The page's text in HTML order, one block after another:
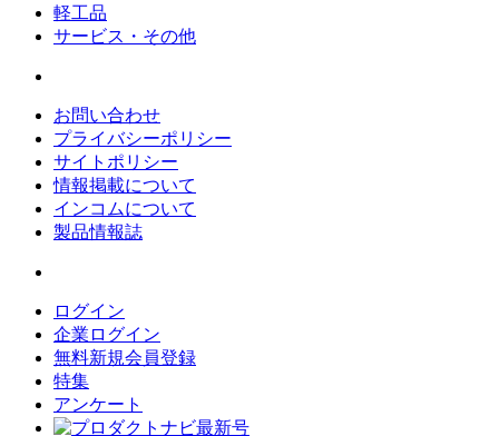
軽工品
サービス・その他
お問い合わせ
プライバシーポリシー
サイトポリシー
情報掲載について
インコムについて
製品情報誌
ログイン
企業ログイン
無料新規会員登録
特集
アンケート